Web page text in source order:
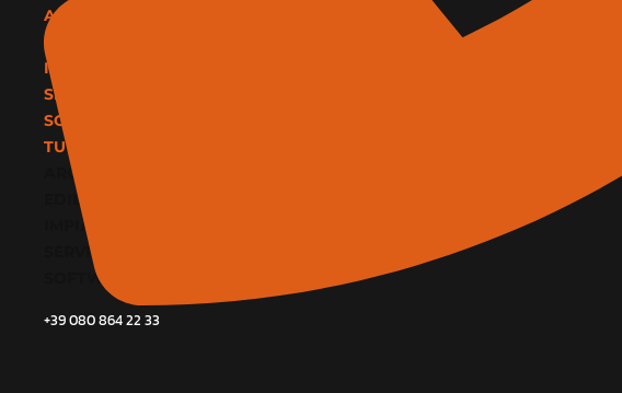
+39 080 864 22 33
ARCHITETTURA E DESIGN
EDILIZIA E MATERIALI
IMPIANTI E CLIMATIZZAZIONE
SERVIZI
SOFTWARE E BIM
TUTTE LE CATEGORIE
ARCHITETTURA E DESIGN
EDILIZIA E MATERIALI
IMPIANTI E CLIMATIZZAZIONE
SERVIZI
SOFTWARE E BIM